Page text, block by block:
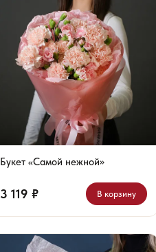
Букет «Самой нежной»
3 119 ₽ В корзину